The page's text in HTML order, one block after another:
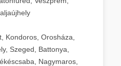
Kondoros, Orosháza,
Szeged, Battonya,
Nagymaros,